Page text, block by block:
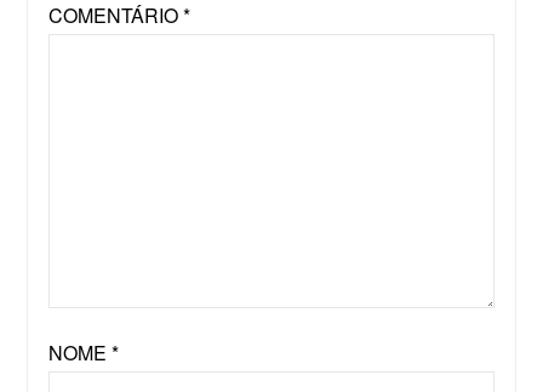
COMENTÁRIO*
NOME *